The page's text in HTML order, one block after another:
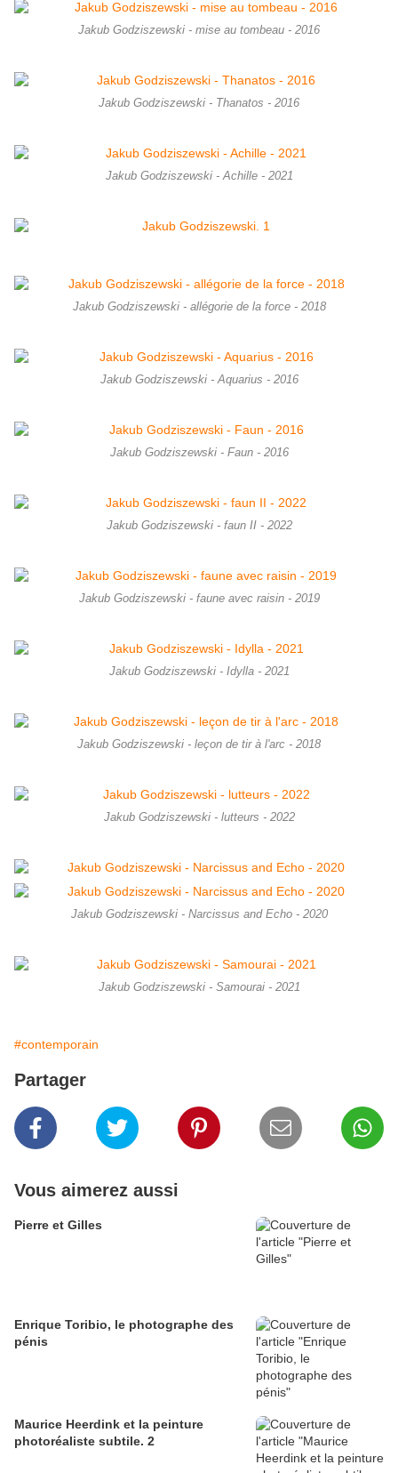
Jakub Godziszewski - mise au tombeau - 2016
Jakub Godziszewski - Thanatos - 2016
Jakub Godziszewski - Achille - 2021
Jakub Godziszewski - allégorie de la force - 2018
Jakub Godziszewski - Aquarius - 2016
Jakub Godziszewski - Faun - 2016
Jakub Godziszewski - faun II - 2022
Jakub Godziszewski - faune avec raisin - 2019
Jakub Godziszewski - Idylla - 2021
Jakub Godziszewski - leçon de tir à l'arc - 2018
Jakub Godziszewski - lutteurs - 2022
Jakub Godziszewski - Narcissus and Echo - 2020
Jakub Godziszewski - Samourai - 2021
#contemporain
Partager
Vous aimerez aussi
Pierre et Gilles
Enrique Toribio, le photographe des
pénis
Maurice Heerdink et la peinture
photoréaliste subtile. 2